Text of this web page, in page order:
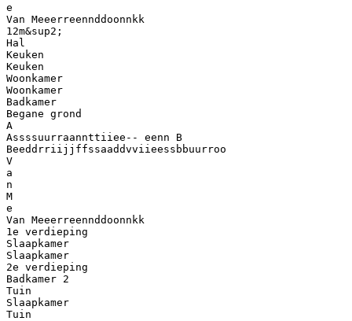
e
Van Meeerreennddoonnkk
12m&sup2;
Hal
Keuken
Keuken
Woonkamer
Woonkamer
Badkamer
Begane grond
A
Assssuurraannttiiee-- eenn B
Beeddrriijjffssaaddvviieessbbuurroo
V
a
n
M
e
Van Meeerreennddoonnkk
1e verdieping
Slaapkamer
Slaapkamer
2e verdieping
Badkamer 2
Tuin
Slaapkamer
Tuin